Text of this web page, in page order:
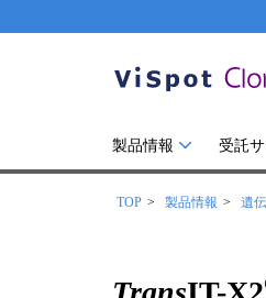
製品情報 受託
TOP 製品情報 遺